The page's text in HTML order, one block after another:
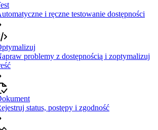
i ręczne testowanie dostępności
problemy z dostępnością i zoptymalizuj
status, postępy i zgodność